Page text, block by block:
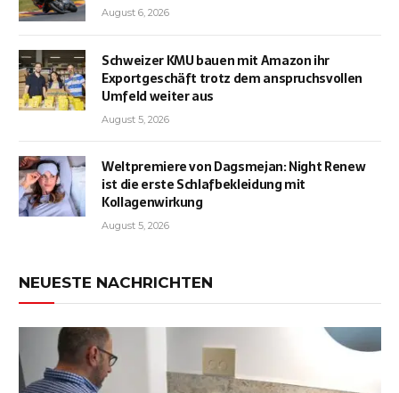
August 6, 2026
Schweizer KMU bauen mit Amazon ihr
Exportgeschäft trotz dem anspruchsvollen
Umfeld weiter aus
August 5, 2026
Weltpremiere von Dagsmejan: Night Renew
ist die erste Schlafbekleidung mit
Kollagenwirkung
August 5, 2026
NEUESTE NACHRICHTEN